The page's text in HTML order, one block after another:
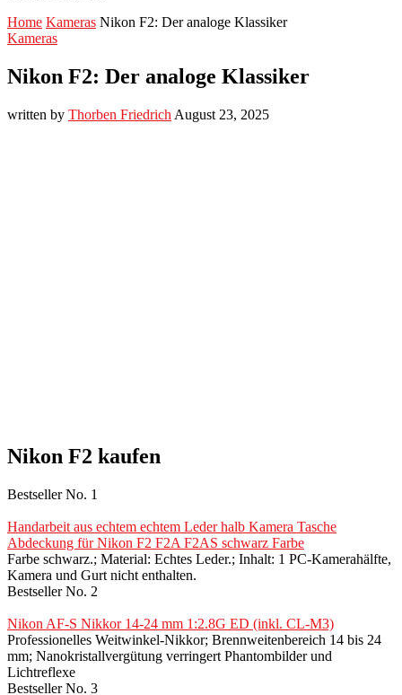
Home Kameras Nikon F2: Der analoge Klassiker
Kameras
Nikon F2: Der analoge Klassiker
written by Thorben Friedrich August 23, 2025
Nikon F2 kaufen
Bestseller No. 1
Handarbeit aus echtem echtem Leder halb Kamera Tasche
Abdeckung für Nikon F2 F2A F2AS schwarz Farbe
Farbe schwarz.; Material: Echtes Leder.; Inhalt: 1 PC-Kamerahälfte,
Kamera und Gurt nicht enthalten.
Bestseller No. 2
Nikon AF-S Nikkor 14-24 mm 1:2.8G ED (inkl. CL-M3)
Professionelles Weitwinkel-Nikkor; Brennweitenbereich 14 bis 24
mm; Nanokristallvergütung verringert Phantombilder und
Lichtreflexe
Bestseller No. 3